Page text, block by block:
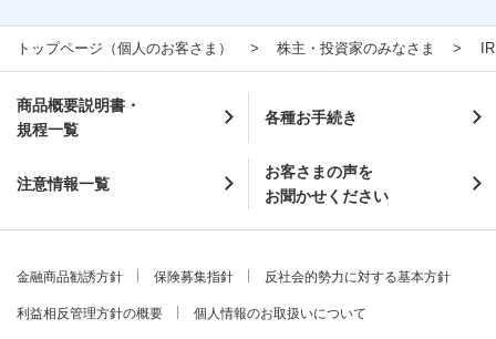
トップページ（個人のお客さま） 株主・投資家のみなさま
商品概要説明書・
規程一覧
各種お手続き
注意情報一覧
お客さまの声を
お聞かせください
金融商品勧誘方針 保険募集指針 反社会的勢力に対する基本方針
利益相反管理方針の概要 個人情報のお取扱いについて